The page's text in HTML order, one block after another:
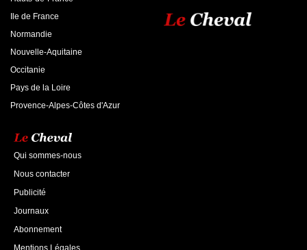
Ile de France
Normandie
Nouvelle-Aquitaine
Occitanie
Pays de la Loire
Provence-Alpes-Côtes d'Azur
Qui sommes-nous
Nous contacter
Publicité
Journaux
Abonnement
Mentions Légales